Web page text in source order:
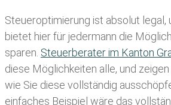
Steueroptimierung ist absolut legal,
bietet hier für jedermann die
sparen. Steuerberater im K anton
diese Möglichkeiten alle, und
wie Sie diese vollständig
einfaches Beispiel wäre das